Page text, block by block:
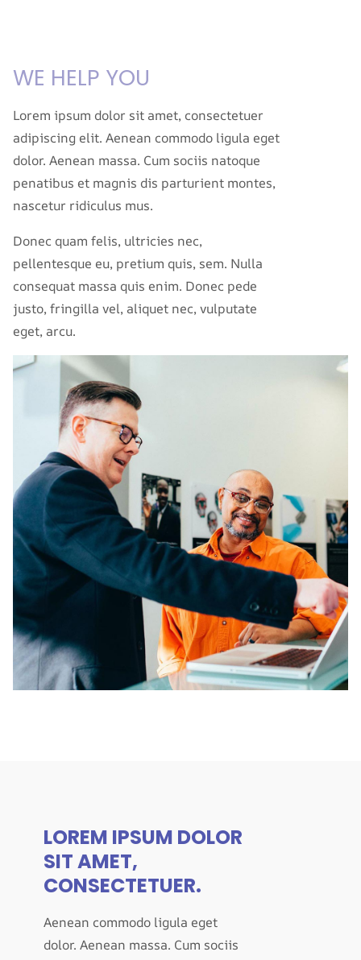
WE HELP YOU
Lorem ipsum dolor sit amet, consectetuer
adipiscing elit. Aenean commodo ligula eget
dolor. Aenean massa. Cum sociis natoque
penatibus et magnis dis parturient montes,
nascetur ridiculus mus.
Donec quam felis, ultricies nec,
pellentesque eu, pretium quis, sem. Nulla
consequat massa quis enim. Donec pede
justo, fringilla vel, aliquet nec, vulputate
eget, arcu.
LOREM IPSUM DOLOR
SIT AMET,
CONSECTETUER.
Aenean commodo ligula eget
dolor. Aenean massa. Cum sociis